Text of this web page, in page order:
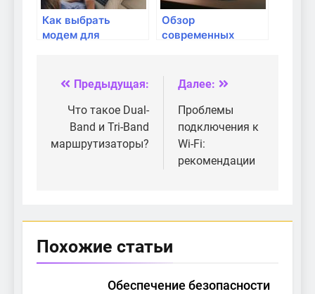
Как выбрать
модем для
Обзор
современных
Навигация
по
записям
Предыдущая:
Что такое Dual-
Band и Tri-Band
маршрутизаторы?
Далее:
Проблемы
подключения к
Wi-Fi:
рекомендации
Похожие статьи
Обеспечение безопасности